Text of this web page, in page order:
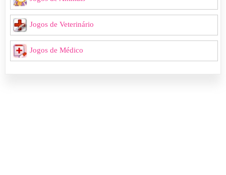
Jogos de Veterinário
Jogos de Médico